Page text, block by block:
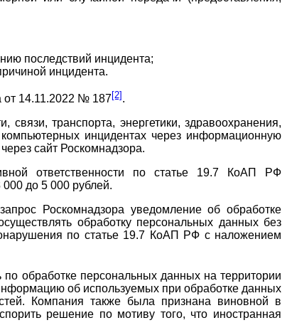
последствий инцидента;
инцидента.
от 14.11.2022 № 187[2] .
транспорта, энергетики, здравоохранения,
инцидентах через информационную
сайт Роскомнадзора.
ответственности по статье 19.7 КоАП РФ
до 5 000 рублей.
Роскомнадзора уведомление об обработке
обработку персональных данных без
по статье 19.7 КоАП РФ с наложением
обработке персональных данных на территории
об используемых при обработке данных
Компания также была признана виновной в
решение по мотиву того, что иностранная